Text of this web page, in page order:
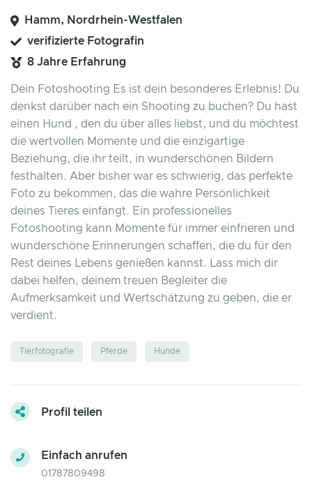
Hamm, Nordrhein-Westfalen
verifizierte Fotografin
8 Jahre Erfahrung
Dein Fotoshooting Es ist dein besonderes Erlebnis! Du
denkst darüber nach ein Shooting zu buchen? Du hast
einen Hund , den du über alles liebst, und du möchtest
die wertvollen Momente und die einzigartige
Beziehung, die ihr teilt, in wunderschönen Bildern
festhalten. Aber bisher war es schwierig, das perfekte
Foto zu bekommen, das die wahre Persönlichkeit
deines Tieres einfängt. Ein professionelles
Fotoshooting kann Momente für immer einfrieren und
wunderschöne Erinnerungen schaffen, die du für den
Rest deines Lebens genießen kannst. Lass mich dir
dabei helfen, deinem treuen Begleiter die
Aufmerksamkeit und Wertschätzung zu geben, die er
verdient.
Tierfotografie Pferde Hunde
Profil teilen
Einfach anrufen
01787809498